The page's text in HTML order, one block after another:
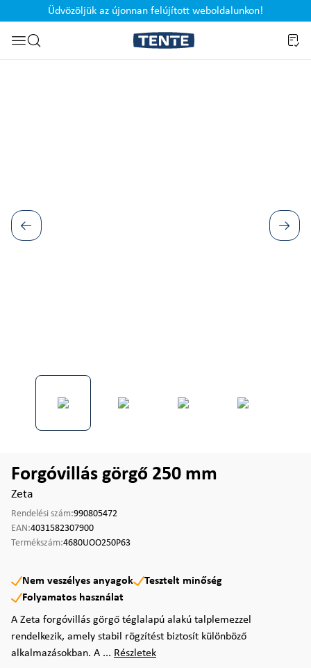
Ugrás a kereséshez
Üdvözöljük az újonnan felújított weboldalunkon!
Forgóvillás görgő 250 mm
Zeta
Rendelési szám:990805472
EAN:4031582307900
Termékszám:4680UOO250P63
Nem veszélyes anyagok
Tesztelt minőség
Folyamatos használat
A Zeta forgóvillás görgő téglalapú alakú talplemezzel
rendelkezik, amely stabil rögzítést biztosít különböző
alkalmazásokban. A ... Részletek